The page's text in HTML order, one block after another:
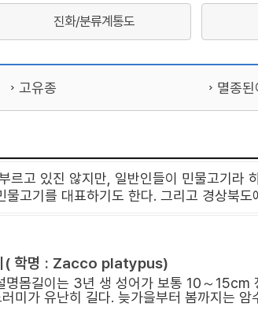
진화/분류계통도
고유종 멸종
르고 있진 않지만, 일반인들이 민물고기
고기를 대표하기도 한다. 그리고 경상북
( 학명 : Zacco platypus)
명몸길이는 3년 생 성어가 보통 10～15cm
미가 유난히 길다. 늦가을부터 봄까지는 암